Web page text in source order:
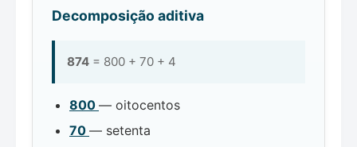
Decomposição aditiva
874 = 800 + 70 + 4
800 — oitocentos
70 — setenta